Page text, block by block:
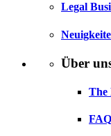
Legal
Über
The